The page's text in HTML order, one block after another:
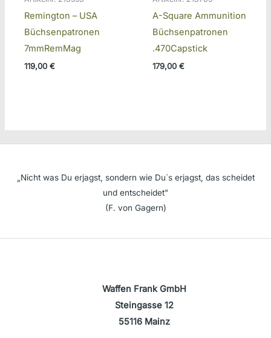
Remington – USA
Büchsenpatronen
7mmRemMag
119,00 €
A-Square Ammunition
Büchsenpatronen
.470Capstick
179,00 €
„Nicht was Du erjagst, sondern wie Du`s erjagst, das scheidet
und entscheidet"
(F. von Gagern)
Waffen Frank GmbH
Steingasse 12
55116 Mainz